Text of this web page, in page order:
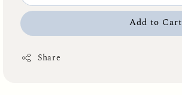
Add to Cart
Share